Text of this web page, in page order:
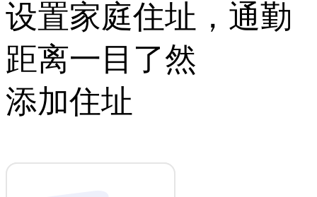
设置家庭住址，通勤
距离一目了然
添加住址